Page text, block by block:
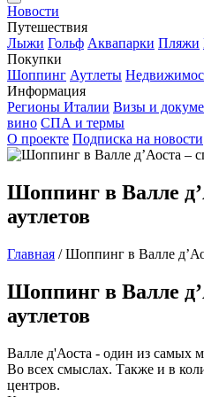
Новости
Путешествия
Лыжи Гольф Аквапарки Пляжи
Покупки
Шоппинг Аутлеты
Информация
Регионы Италии Визы и
вино СПА и термы
О проекте Подписка на новости
Шоппинг в Валле
аутлетов
Главная / Шоппинг в Валле
Шоппинг в Валле
аутлетов
Валле д'Аоста - один из самых
Во всех смыслах. Также и в
центров.